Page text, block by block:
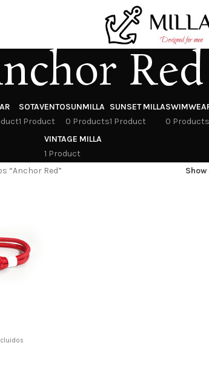
Red
SOTAVENTO
1 Product
SUNMILLA
0 Products
SUNSET MILLA
1 Product
0 Products
VINTAGE MILLA
1 Product
“Anchor Red” Show